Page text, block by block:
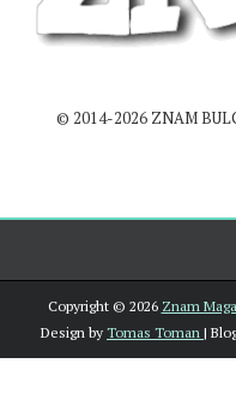
© 2014-2026 ZNAM
Copyright © 2026 Znam
Design by Tomas Toman |